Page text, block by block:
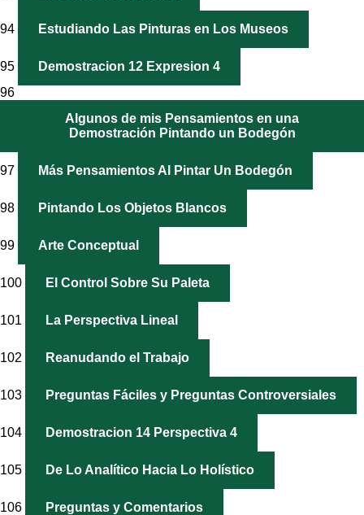
94 Estudiando Las Pinturas en Los Museos
95
Demostracion 12 Expresion 4
96
Algunos de mis Pensamientos en una
Demostración Pintando un Bodegón
97 Más Pensamientos Al Pintar Un Bodegón
98 Pintando Los Objetos Blancos
99 Arte Conceptual
100 El Control Sobre Su Paleta
101 La Perspectiva Lineal
102 Reanudando el Trabajo
103 Preguntas Fáciles y Preguntas Controversiales
104 Demostracion 14 Perspectiva 4
105 De Lo Analítico Hacia Lo Holístico
106
Preguntas y Comentarios